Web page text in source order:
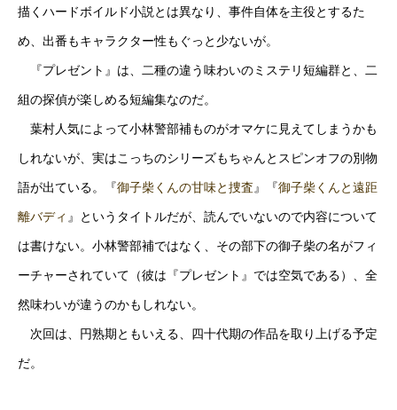
描くハードボイルド小説とは異なり、事件自体を主役とするた
め、出番もキャラクター性もぐっと少ないが。
『プレゼント』は、二種の違う味わいのミステリ短編群と、二
組の探偵が楽しめる短編集なのだ。
葉村人気によって小林警部補ものがオマケに見えてしまうかも
しれないが、実はこっちのシリーズもちゃんとスピンオフの別物
語が出ている。『御子柴くんの甘味と捜査 』『御子柴くんと遠距
離バディ 』というタイトルだが、読んでいないので内容について
は書けない。小林警部補ではなく、その部下の御子柴の名がフィ
ーチャーされていて（彼は『プレゼント』では空気である）、全
然味わいが違うのかもしれない。
次回は、円熟期ともいえる、四十代期の作品を取り上げる予定
だ。